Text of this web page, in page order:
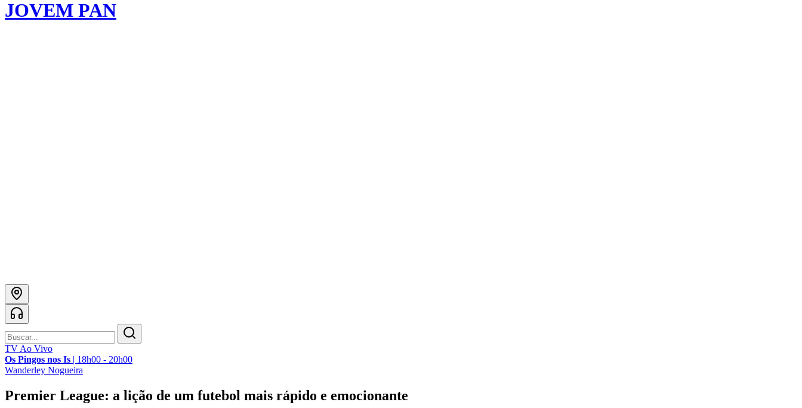
JOVEM PAN
TV Ao Vivo
Os Pingos nos Is | 18h00 - 20h00
Wanderley Nogueira
Premier League: a lição de um futebol mais rápido e emocionante